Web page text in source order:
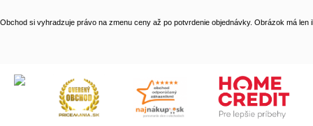
Obchod si vyhradzuje právo na zmenu ceny až po potvrdenie objednávky. Obrázok má len